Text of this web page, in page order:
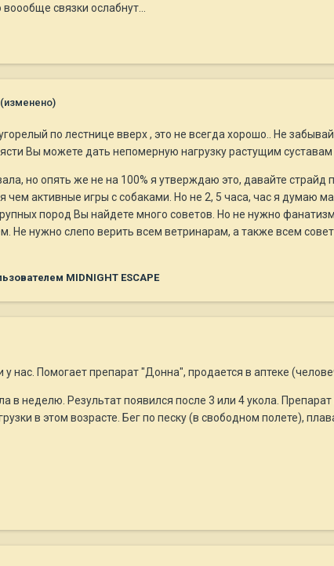
связки ослабнут...
(изменено)
по лестнице вверх , это не всегда хорошо.. Не
Вы можете дать непомерную нагрузку растущим
но опять же не на 100% я утверждаю это, давайте
чем активные игры с собаками. Но не 2, 5 часа, час я думаю
пород Вы найдете много советов. Но не нужно
Не нужно слепо верить всем ветринарам, а также всем
MIDNIGHT ESCAPE
нас. Помогает препарат "Донна", продается в аптеке
в неделю. Результат появился после 3 или 4 укола.
в этом возрасте. Бег по песку (в свободном полете),